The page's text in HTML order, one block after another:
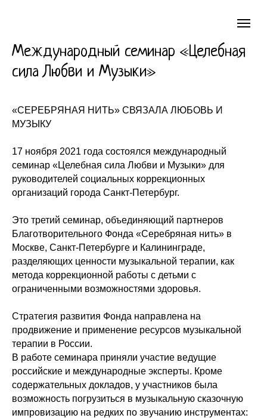
Международный семинар «Целебная
сила Любви и Музыки»
«СЕРЕБРЯНАЯ НИТЬ» СВЯЗАЛА ЛЮБОВЬ И
МУЗЫКУ
17 ноября 2021 года состоялся международный
семинар «Целебная сила Любви и Музыки» для
руководителей социальных коррекционных
организаций города Санкт-Петербург.
Это третий семинар, объединяющий партнеров
Благотворительного Фонда «Серебряная нить» в
Москве, Санкт-Петербурге и Калининграде,
разделяющих ценности музыкальной терапии, как
метода коррекционной работы с детьми с
ограниченными возможностями здоровья.
Стратегия развития Фонда направлена на
продвижение и применение ресурсов музыкальной
терапии в России.
В работе семинара приняли участие ведущие
российские и международные эксперты. Кроме
содержательных докладов, у участников была
возможность погрузиться в музыкальную сказочную
импровизацию на редких по звучанию инструментах: